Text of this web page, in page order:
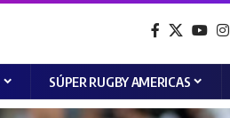
SÚPER RUGBY AMERICAS